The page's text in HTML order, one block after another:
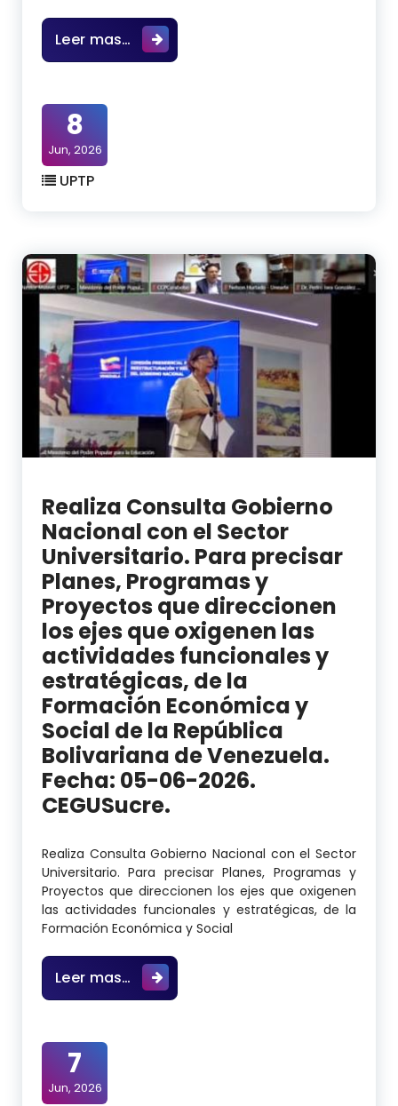
Leer mas… En la U.P.T.P Luis Mariano Rivera.
8
Jun, 2026
UPTP
Realiza Consulta Gobierno
Nacional con el Sector
Universitario. Para precisar
Planes, Programas y
Proyectos que direccionen
los ejes que oxigenen las
actividades funcionales y
estratégicas, de la
Formación Económica y
Social de la República
Bolivariana de Venezuela.
Fecha: 05-06-2026.
CEGUSucre.
Realiza Consulta Gobierno Nacional con el Sector
Universitario. Para precisar Planes, Programas y
Proyectos que direccionen los ejes que oxigenen
las actividades funcionales y estratégicas, de la
Formación Económica y Social
Leer mas… Realiza Consulta Gobierno
7
Jun, 2026